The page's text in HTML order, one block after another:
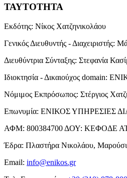
ΤΑΥΤΟΤΗΤΑ
Εκδότης: Νίκος Χατζηνικολάου
Γενικός Διευθυντής - Διαχειριστής:
Διευθύντρια Σύνταξης: Στεφανία
Ιδιοκτησία - Δικαιούχος domain:
Νόμιμος Εκπρόσωπος: Στέργιος
Επωνυμία: ΕΝΙΚΟΣ ΥΠΗΡΕΣΙΕΣ
ΑΦΜ: 800384700 ΔΟΥ: ΚΕΦΟΔΕ
Έδρα: Πλαστήρα Νικολάου,
Email: info@enikos.gr